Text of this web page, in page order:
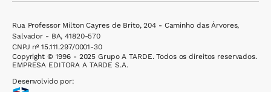
Rua Professor Milton Cayres de Brito, 204 - Caminho das Árvores,
Salvador - BA, 41820-570
CNPJ nº 15.111.297/0001-30
Copyright © 1996 - 2025 Grupo A TARDE. Todos os direitos reservados.
EMPRESA EDITORA A TARDE S.A.
Desenvolvido por: